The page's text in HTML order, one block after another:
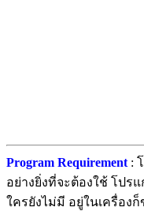
Program Requirement:
อย่างยิ่งที่จะต้องใช้ โปรแ
ใครยังไม่มี อยู่ในเครื่อง